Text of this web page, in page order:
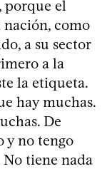
porque el
como
a su sector
a la
la etiqueta.
hay muchas.
De
y no tengo
tiene nada